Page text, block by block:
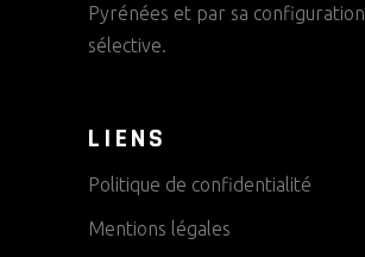
Pyrénées et par sa configuration
sélective.
LIENS
Politique de confidentialité
Mentions légales